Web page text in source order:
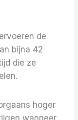
de
bijna 42
die ze
hoger